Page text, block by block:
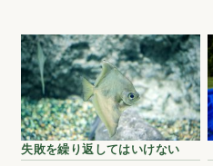
失敗を繰り返してはいけない